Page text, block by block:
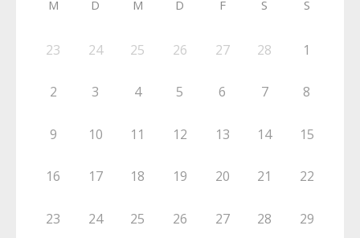
M D M D F S S
23 24 25 26 27 28 1
2 3 4 5 6 7 8
9 10 11 12 13 14 15
16 17 18 19 20 21 22
23 24 25 26 27 28 29